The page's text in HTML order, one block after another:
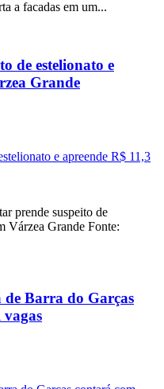
a facadas em um...
de estelionato e
Grande
prende suspeito de
Várzea Grande Fonte:
de Barra do Garças
vagas